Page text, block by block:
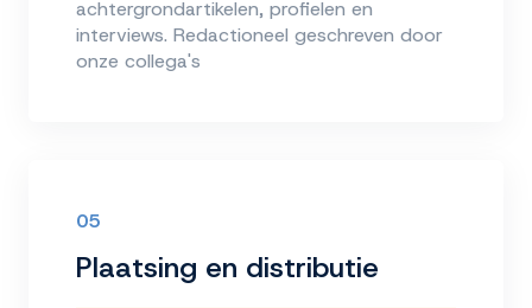
achtergrondartikelen, profielen en
interviews. Redactioneel geschreven door
onze collega's
05
Plaatsing en distributie